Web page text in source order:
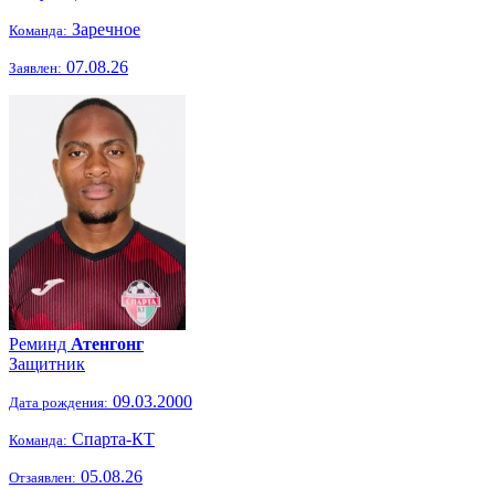
Команда: Заречное
Заявлен: 07.08.26
Реминд Атенгонг
Защитник
Дата рождения: 09.03.2000
Команда: Спарта-КТ
Отзаявлен: 05.08.26